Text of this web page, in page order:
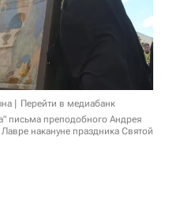
Перейти в медиабанк
письма преподобного Андрея
накануне праздника Святой